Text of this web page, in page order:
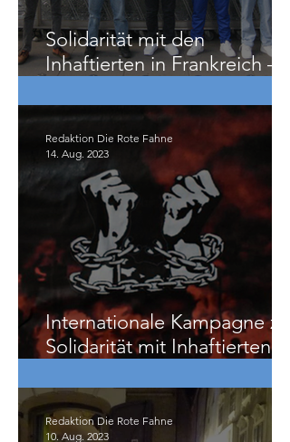
Solidarität mit den
Inhaftierten in Frankreich –
Internationale Kampagne zur
Solidarität mit Inhaftierten in
Redaktion Die Rote Fahne
14. Aug. 2023
Redaktion Die Rote Fahne
10. Aug. 2023